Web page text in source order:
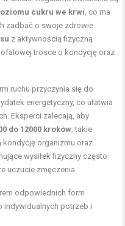
cukru we krwi, co ma
zadbać o swoje zdrowie.
z aktywnością fizyczną
trosce o kondycję oraz
ruchu przyczynia się do
energetyczny, co ułatwia
Eksperci zalecają, aby
do 12000 kroków; takie
kondycję organizmu oraz
wysiłek fizyczny często
uczucie zmęczenia.
odpowiednich form
indywidualnych potrzeb i